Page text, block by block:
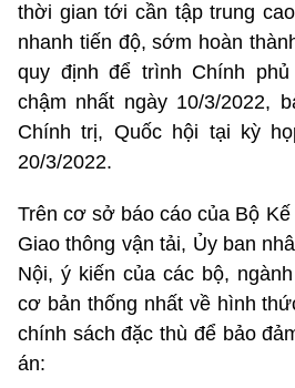
thời gian tới cần tập trung
nhanh tiến độ, sớm hoàn
quy định để trình Chính
chậm nhất ngày 10/3/2022,
Chính trị, Quốc hội tại kỳ
20/3/2022.
Trên cơ sở báo cáo của Bộ
Giao thông vận tải, Ủy ban
Nội, ý kiến của các bộ,
cơ bản thống nhất về hình
chính sách đặc thù để bảo
án: